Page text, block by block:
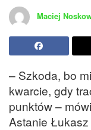
Maciej
– Szkoda, bo
kwarcie, gdy
punktów –
Astanie